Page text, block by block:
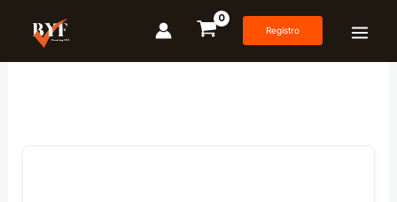
contenido
Registro